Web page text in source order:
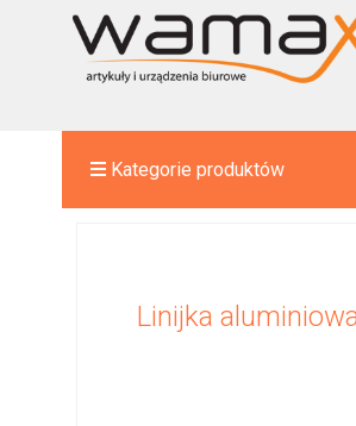
Kategorie produktów
Linijka